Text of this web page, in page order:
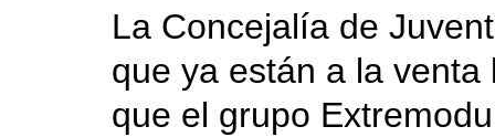
La Concejalía de
que ya están a la
que el grupo